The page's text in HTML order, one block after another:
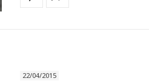
22/04/2015